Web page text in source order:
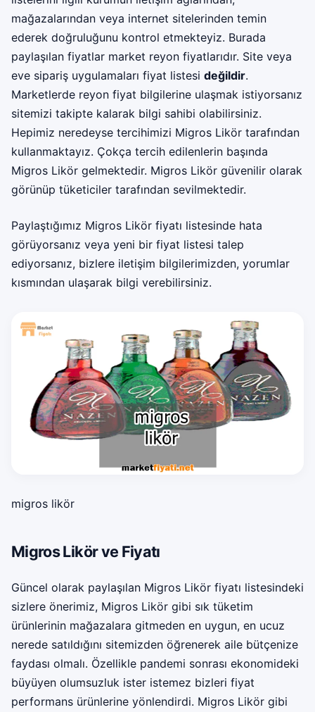
mağazalarından veya internet sitelerinden temin
ederek doğruluğunu kontrol etmekteyiz. Burada
paylaşılan fiyatlar market reyon fiyatlarıdır. Site veya
eve sipariş uygulamaları fiyat listesi değildir.
Marketlerde reyon fiyat bilgilerine ulaşmak istiyorsanız
sitemizi takipte kalarak bilgi sahibi olabilirsiniz.
Hepimiz neredeyse tercihimizi Migros Likör tarafından
kullanmaktayız. Çokça tercih edilenlerin başında
Migros Likör gelmektedir. Migros Likör güvenilir olarak
görünüp tüketiciler tarafından sevilmektedir.
Paylaştığımız Migros Likör fiyatı listesinde hata
görüyorsanız veya yeni bir fiyat listesi talep
ediyorsanız, bizlere iletişim bilgilerimizden, yorumlar
kısmından ulaşarak bilgi verebilirsiniz.
migros likör
Migros Likör ve Fiyatı
Güncel olarak paylaşılan Migros Likör fiyatı listesindeki
sizlere önerimiz, Migros Likör gibi sık tüketim
ürünlerinin mağazalara gitmeden en uygun, en ucuz
nerede satıldığını sitemizden öğrenerek aile bütçenize
faydası olmalı. Özellikle pandemi sonrası ekonomideki
büyüyen olumsuzluk ister istemez bizleri fiyat
performans ürünlerine yönlendirdi. Migros Likör gibi